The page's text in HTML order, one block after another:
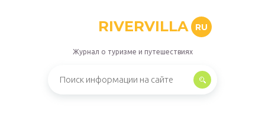
RIVERVILLA RU
Журнал о туризме и путешествиях